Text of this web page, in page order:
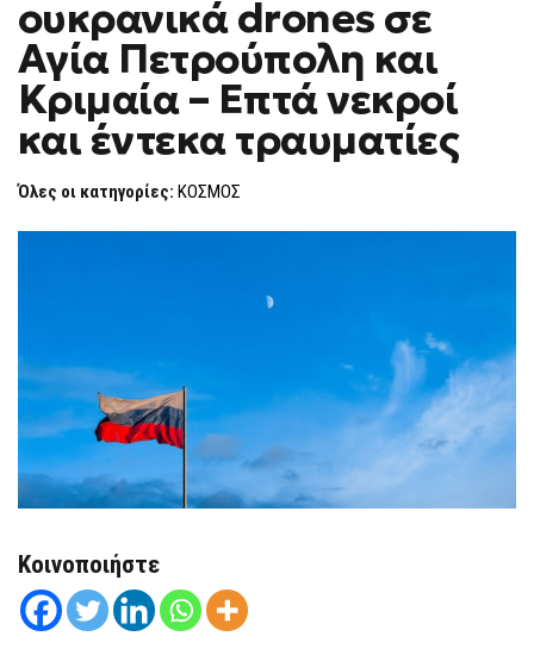
ΟΥΚΡΑΝΙΚΆ
DRONES
ΣΕ
ΑΓΊΑ
ΠΕΤΡΟΎΠΟΛΗ
ΚΑΙ
–
ΕΠΤΆ
ΝΕΚΡΟΊ
ΚΑΙ
ΤΡΑΥΜΑΤΊΕΣ
ουκρανικά drones σε
Αγία Πετρούπολη και
Κριμαία – Επτά νεκροί
και έντεκα τραυματίες
Όλες οι κατηγορίες: ΚΟΣΜΟΣ
Κοινοποιήστε